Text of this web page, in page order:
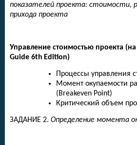
показателей проекта: стоимости,
прихода проекта
Управление стоимостью проекта
Guide 6th Edition)
Процессы управления
Момент окупаемости
(Breakeven Point)
Критический объем
ЗАДАНИЕ 2. Определение момента